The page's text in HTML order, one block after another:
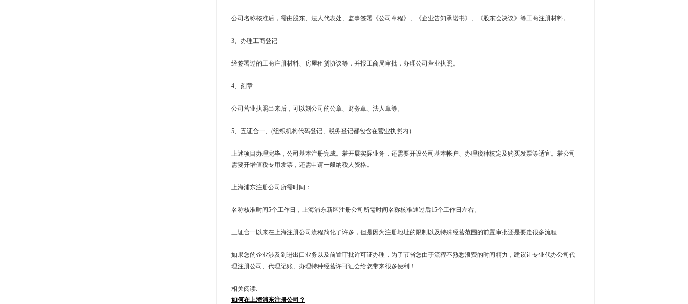
公司名称核准后，需由股东、法人代表处、监事签署《公司章程》、《企业告知承诺书》、《股东会决议》等工商注册材料。
3、办理工商登记
经签署过的工商注册材料、房屋租赁协议等，并报工商局审批，办理公司营业执照。
4、刻章
公司营业执照出来后，可以刻公司的公章、财务章、法人章等。
5、五证合一、(组织机构代码登记、税务登记都包含在营业执照内）
上述项目办理完毕，公司基本注册完成。若开展实际业务，还需要开设公司基本帐户、办理税种核定及购买发票等适宜。若公司
需要开增值税专用发票，还需申请一般纳税人资格。
上海浦东注册公司所需时间：
名称核准时间5个工作日，上海浦东新区注册公司所需时间名称核准通过后15个工作日左右。
三证合一以来在上海注册公司流程简化了许多，但是因为注册地址的限制以及特殊经营范围的前置审批还是要走很多流程
如果您的企业涉及到进出口业务以及前置审批许可证办理，为了节省您由于流程不熟悉浪费的时间精力，建议让专业代办公司代
理注册公司、代理记账、办理特种经营许可证会给您带来很多便利！
相关阅读:
如何在上海浦东注册公司？